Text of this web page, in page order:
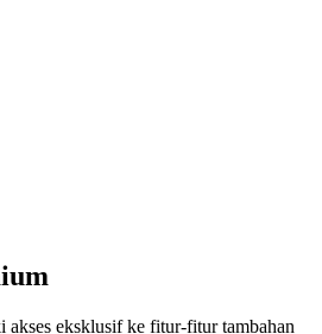
eksklusif ke fitur-fitur tambahan